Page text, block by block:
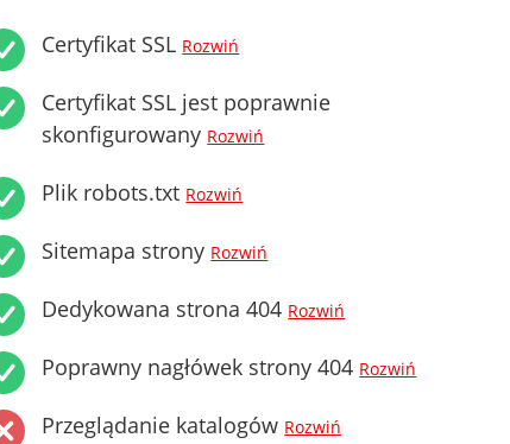
Certyfikat SSL Rozwiń
Certyfikat SSL jest poprawnie
skonfigurowany Rozwiń
Plik robots.txt Rozwiń
Sitemapa strony Rozwiń
Dedykowana strona 404 Rozwiń
Poprawny nagłówek strony 404 Rozwiń
Przeglądanie katalogów Rozwiń